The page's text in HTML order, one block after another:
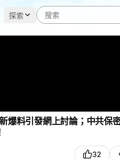
探索
爆料引發網上討論；中共保
32